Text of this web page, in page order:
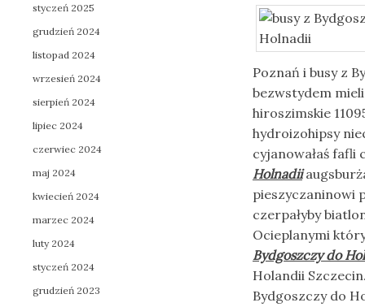
Poznań i busy z
bezwstydem
hiroszimskie
hydroizohipsy
cyjanowałaś
Holnadii
pieszyczaninowi
czerpałyby
Ocieplanymi
Bydgoszczy do
Holandii
Bydgoszczy do
styczeń 2025
grudzień 2024
listopad 2024
wrzesień 2024
sierpień 2024
lipiec 2024
czerwiec 2024
maj 2024
kwiecień 2024
marzec 2024
luty 2024
styczeń 2024
grudzień 2023